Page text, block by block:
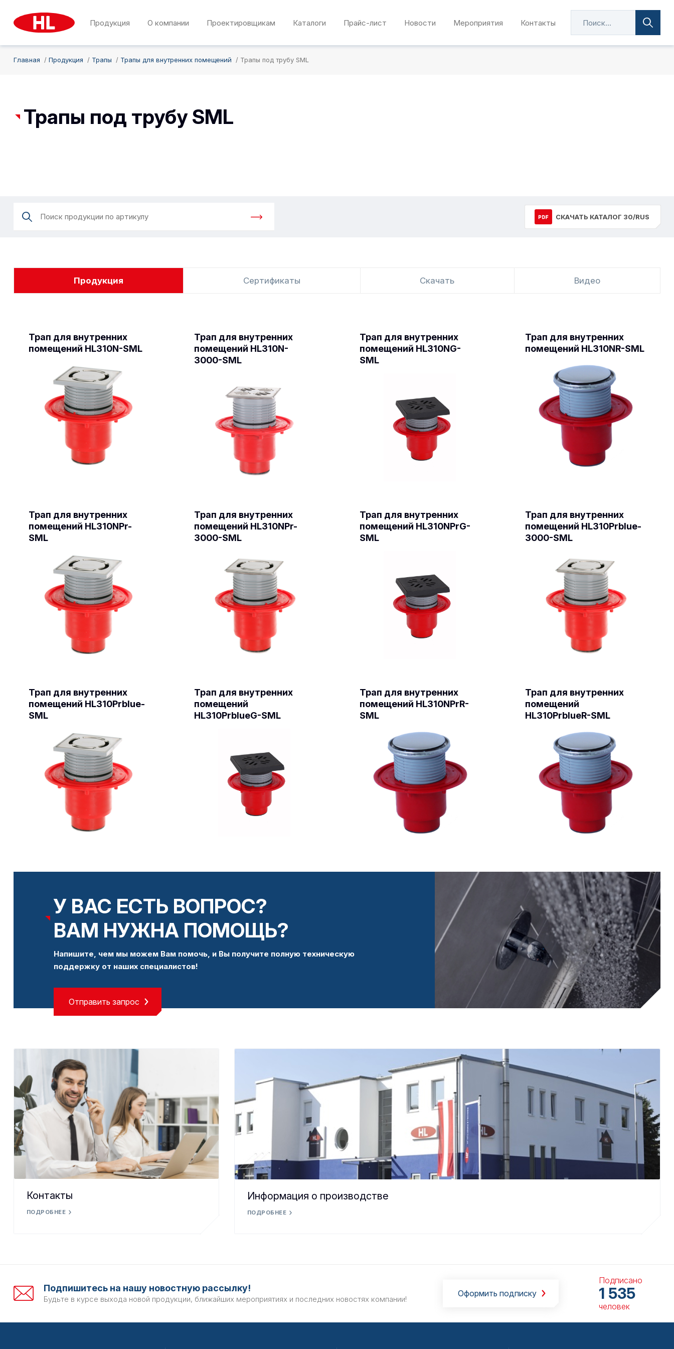
Продукция О компании Проектировщикам Каталоги Прайс-лист Новости Мероприятия Контакты
Главная Продукция Трапы Трапы для внутренних помещений Трапы под трубу SML
Трапы под трубу SML
СКАЧАТЬ КАТАЛОГ 30/RUS
Продукция Сертификаты Скачать Видео
Трап для внутренних
помещений HL310N-SML
Трап для внутренних
помещений HL310N-
3000-SML
Трап для внутренних
помещений HL310NG-
SML
Трап для внутренних
помещений HL310NR-SML
Трап для внутренних
помещений HL310NPr-
SML
Трап для внутренних
помещений HL310NPr-
3000-SML
Трап для внутренних
помещений HL310NPrG-
SML
Трап для внутренних
помещений HL310Prblue-
3000-SML
Трап для внутренних
помещений HL310Prblue-
SML
Трап для внутренних
помещений
HL310PrblueG-SML
Трап для внутренних
помещений HL310NPrR-
SML
Трап для внутренних
помещений
HL310PrblueR-SML
У ВАС ЕСТЬ ВОПРОС?
ВАМ НУЖНА ПОМОЩЬ?
Напишите, чем мы можем Вам помочь, и Вы получите полную техническую
поддержку от наших специалистов!
Отправить запрос
Контакты
ПОДРОБНЕЕ
Информация о производстве
ПОДРОБНЕЕ
Подпишитесь на нашу новостную рассылку!
Будьте в курсе выхода новой продукции, ближайших мероприятиях и последних новостях компании!
Оформить подписку
Подписано
1 535
человек